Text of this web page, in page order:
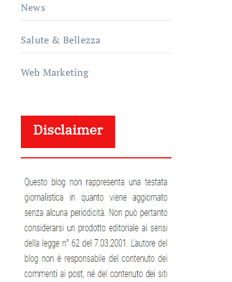
News
Salute & Bellezza
Web Marketing
Disclaimer